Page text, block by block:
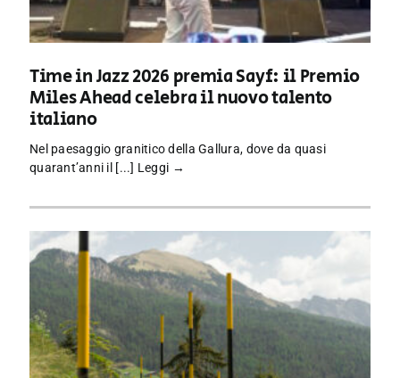
Time in Jazz 2026 premia Sayf: il Premio
Miles Ahead celebra il nuovo talento
italiano
Nel paesaggio granitico della Gallura, dove da quasi
quarant’anni il [...] Leggi →